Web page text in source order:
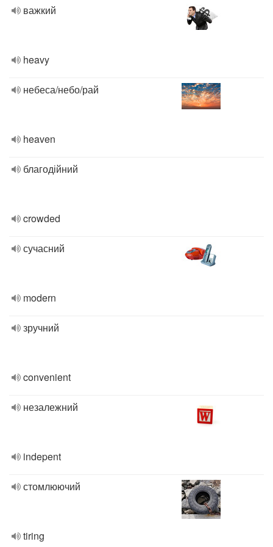
важкий
heavy
небеса/небо/рай
heaven
благодійний
crowded
сучасний
modern
зручний
convenient
незалежний
indepent
стомлюючий
tiring